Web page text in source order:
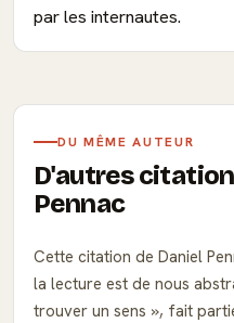
par les internautes.
DU MÊME AUTEUR
D'autres
Pennac
Cette citation de Daniel
la lecture est de nous
trouver un sens
, fait